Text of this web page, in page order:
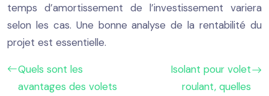
temps d’amortissement de l’investissement variera
selon les cas. Une bonne analyse de la rentabilité du
projet est essentielle.
Quels sont les
avantages des volets
Isolant pour volet
roulant, quelles